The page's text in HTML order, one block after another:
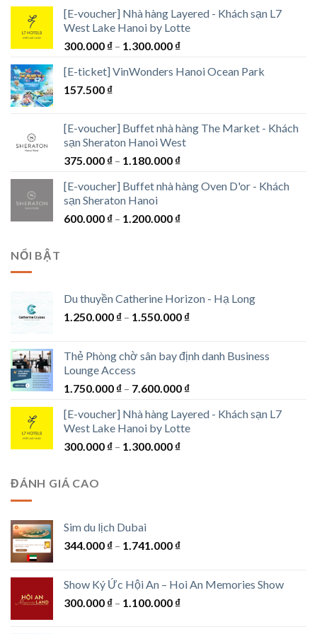
[E-voucher] Nhà hàng Layered - Khách sạn L7
West Lake Hanoi by Lotte
300.000 ₫ – 1.300.000 ₫Khoảng
từ
[E-ticket] VinWonders Hanoi Ocean Park
157.500 ₫
[E-voucher] Buffet nhà hàng The Market - Khách
sạn Sheraton Hanoi West
375.000 ₫ – 1.180.000 ₫Khoảng
từ
đến
[E-voucher] Buffet nhà hàng Oven D'or - Khách
sạn Sheraton Hanoi
600.000 ₫ – 1.200.000 ₫Khoảng
NỔI BẬT
Du thuyền Catherine Horizon - Hạ Long
1.250.000 ₫ – 1.550.000 ₫Khoảng
1.250.000 ₫
1.550.000 ₫
Thẻ Phòng chờ sân bay định danh Business
Lounge Access
1.750.000 ₫ – 7.600.000 ₫Khoảng
từ
1.750.000 ₫
[E-voucher] Nhà hàng Layered - Khách sạn L7
West Lake Hanoi by Lotte
300.000 ₫ – 1.300.000 ₫Khoảng
ĐÁNH GIÁ CAO
Sim du lịch Dubai
344.000 ₫ – 1.741.000 ₫Khoảng
344.000 ₫
đến
Show Ký Ức Hội An – Hoi An Memories Show
300.000 ₫ – 1.100.000 ₫Khoảng